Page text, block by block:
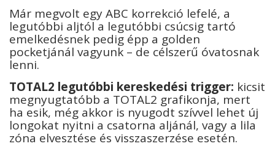
Már megvolt egy ABC korrekció lefelé, a
legutóbbi aljtól a legutóbbi csúcsig tartó
emelkedésnek pedig épp a golden
pocketjánál vagyunk – de célszerű óvatosnak
lenni.
TOTAL2 legutóbbi kereskedési trigger: kicsit
megnyugtatóbb a TOTAL2 grafikonja, mert
ha esik, még akkor is nyugodt szívvel lehet új
longokat nyitni a csatorna aljánál, vagy a lila
zóna elvesztése és visszaszerzése esetén.